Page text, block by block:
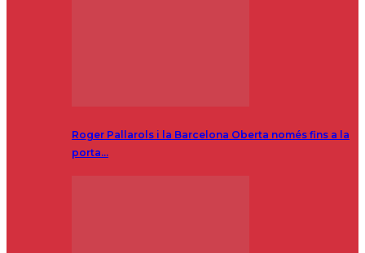
Roger Pallarols i la Barcelona Oberta només fins a la
porta…